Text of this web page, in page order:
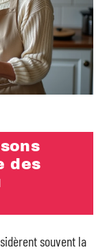
des
souvent la